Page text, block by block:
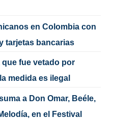
en Colombia con
tarjetas bancarias
que fue vetado por
medida es ilegal
a Don Omar, Beéle,
en el Festival